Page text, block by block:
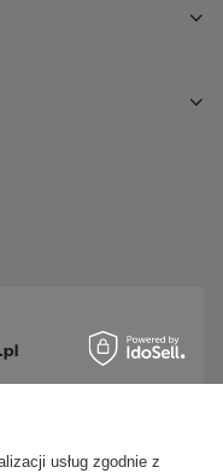
usług zgodnie z